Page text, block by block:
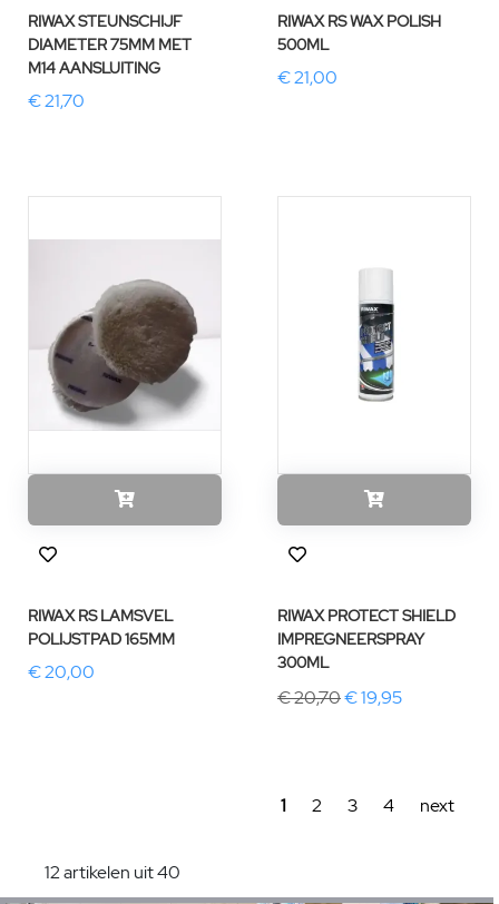
RIWAX STEUNSCHIJF
DIAMETER 75MM MET
M14 AANSLUITING
€ 21,70
RIWAX RS WAX POLISH
500ML
€ 21,00
RIWAX RS LAMSVEL
POLIJSTPAD 165MM
€ 20,00
RIWAX PROTECT SHIELD
IMPREGNEERSPRAY
300ML
€ 20,70€ 19,95
1 2 3 4 next
12 artikelen uit 40